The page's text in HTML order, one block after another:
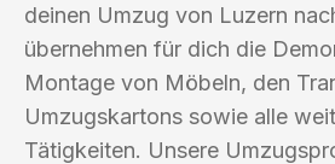
deinen Umzug von Luzern
übernehmen für dich die
Montage von Möbeln, den
Umzugskartons sowie alle
Tätigkeiten. Unsere